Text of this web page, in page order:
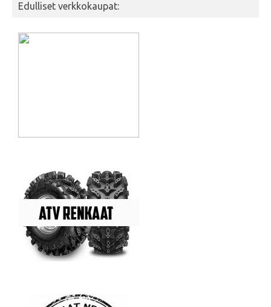
Edulliset verkkokaupat: